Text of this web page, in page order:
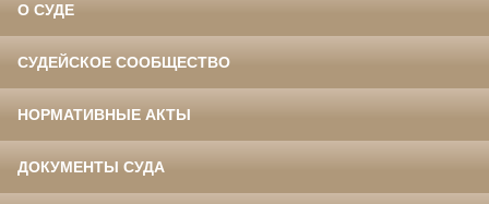
О СУДЕ
СУДЕЙСКОЕ СООБЩЕСТВО
НОРМАТИВНЫЕ АКТЫ
ДОКУМЕНТЫ СУДА